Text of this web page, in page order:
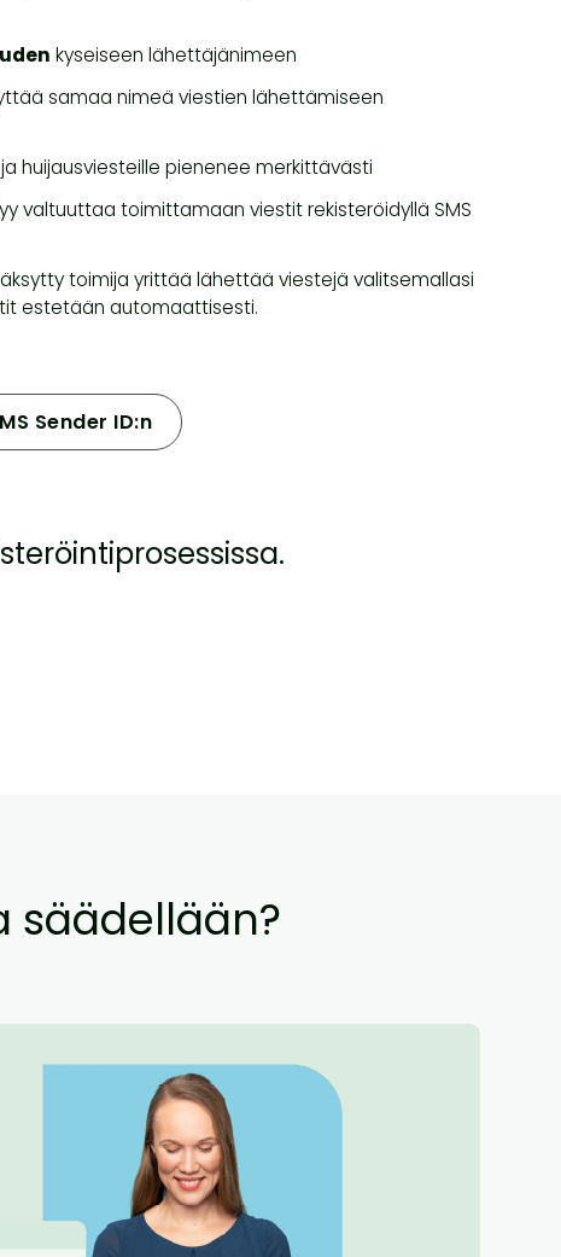
kyseiseen lähettäjänimeen
samaa nimeä viestien lähettämiseen
ja huijausviesteille pienenee merkittävästi
valtuuttaa toimittamaan viestit rekisteröidyllä SMS
toimija yrittää lähettää viestejä valitsemallasi
estetään automaattisesti.
Sender ID:n
säädellään?